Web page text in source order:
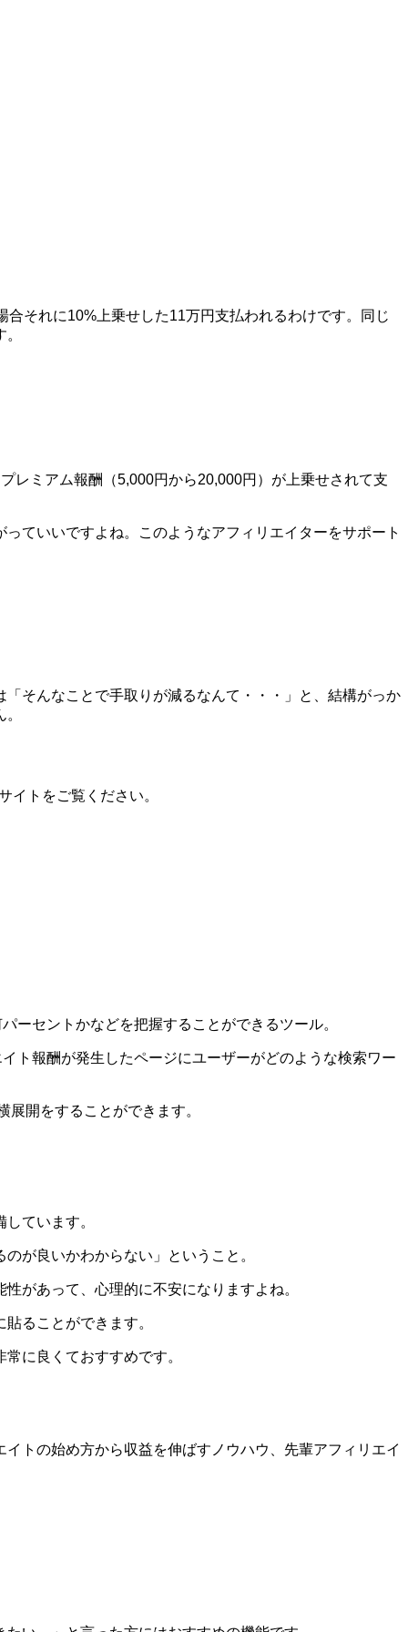
それに10%上乗せした11万円支払われるわけです。同じ
レミアム報酬（5,000円から20,000円）が上乗せされて支
ていいですよね。このようなアフィリエイターをサポート
そんなことで手取りが減るなんて・・・」と、結構がっか
イトをご覧ください。
ーセントかなどを把握することができるツール。
ト報酬が発生したページにユーザーがどのような検索ワー
開をすることができます。
ています。
が良いかわからない」ということ。
があって、心理的に不安になりますよね。
ることができます。
に良くておすすめです。
トの始め方から収益を伸ばすノウハウ、先輩アフィリエイ